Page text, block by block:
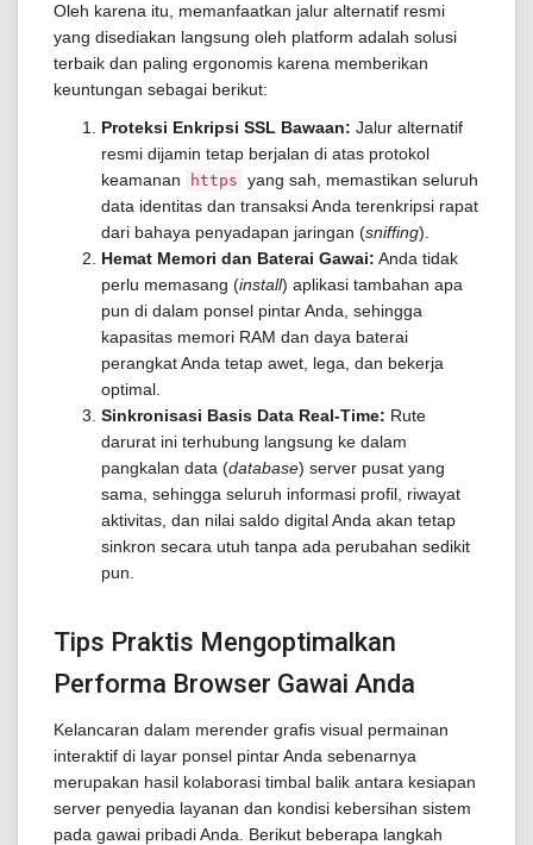
Oleh karena itu, memanfaatkan jalur alternatif resmi
yang disediakan langsung oleh platform adalah solusi
terbaik dan paling ergonomis karena memberikan
keuntungan sebagai berikut:
Proteksi Enkripsi SSL Bawaan: Jalur alternatif
resmi dijamin tetap berjalan di atas protokol
keamanan
https yang sah, memastikan seluruh
data identitas dan transaksi Anda terenkripsi rapat
dari bahaya penyadapan jaringan (sniffing).
Hemat Memori dan Baterai Gawai: Anda tidak
perlu memasang (install) aplikasi tambahan apa
pun di dalam ponsel pintar Anda, sehingga
kapasitas memori RAM dan daya baterai
perangkat Anda tetap awet, lega, dan bekerja
optimal.
Sinkronisasi Basis Data Real-Time: Rute
darurat ini terhubung langsung ke dalam
pangkalan data (database) server pusat yang
sama, sehingga seluruh informasi profil, riwayat
aktivitas, dan nilai saldo digital Anda akan tetap
sinkron secara utuh tanpa ada perubahan sedikit
pun.
Tips Praktis Mengoptimalkan
Performa Browser Gawai Anda
Kelancaran dalam merender grafis visual permainan
interaktif di layar ponsel pintar Anda sebenarnya
merupakan hasil kolaborasi timbal balik antara kesiapan
server penyedia layanan dan kondisi kebersihan sistem
pada gawai pribadi Anda. Berikut beberapa langkah